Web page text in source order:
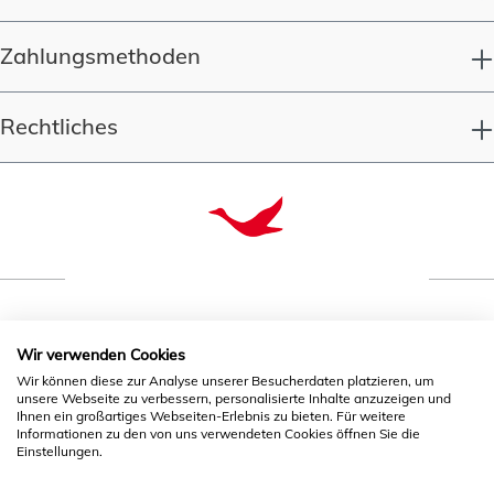
Zahlungsmethoden
Rechtliches
Qualität seit 1993
* Alle Preise inkl. gesetzl. Mehrwertsteuer zzgl.
Versandkostenund ggf. Nachnahmegebühren, wenn nicht
Wir verwenden Cookies
Wir können diese zur Analyse unserer Besucherdaten platzieren, um
unsere Webseite zu verbessern, personalisierte Inhalte anzuzeigen und
Ihnen ein großartiges Webseiten-Erlebnis zu bieten. Für weitere
Informationen zu den von uns verwendeten Cookies öffnen Sie die
Einstellungen.